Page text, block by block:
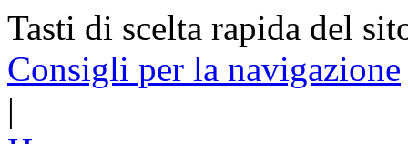
Tasti di scelta rapida del
Consigli per la navigazione
|